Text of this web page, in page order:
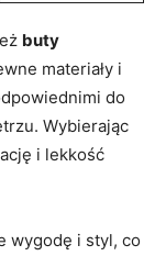
buty
materiały i
do
Wybierając
i lekkość
wygodę i styl, ⁢co